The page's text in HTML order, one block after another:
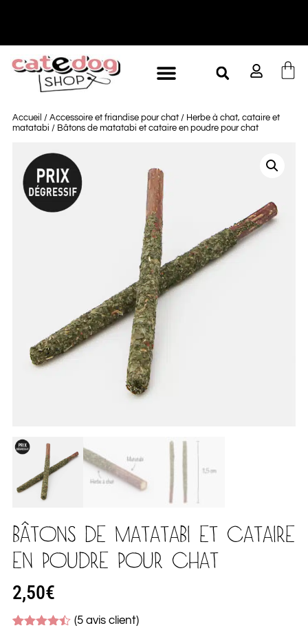
-10% à partir de 60€ d'achat
Accueil / Accessoire et friandise pour chat/ Herbe à chat, cataire et
matatabi / Bâtons de matatabi et cataire en poudre pour chat
BÂTONS DE MATATABI ET CATAIRE
EN POUDRE POUR CHAT
2,50€
(5 avis client)